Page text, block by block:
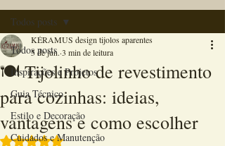
Todos posts
Inspirações e Projetos
Guia Técnico
Estilo e Decoração
Cuidados e Manutenção
Todos posts
🍽️ Tijolinho de revestimento
para cozinhas: ideias,
vantagens e como escolher
KÉRAMUS design tijolos aparentes
5 de jun. 3 min de leitura
Avaliado com NaN de 5 estrelas.